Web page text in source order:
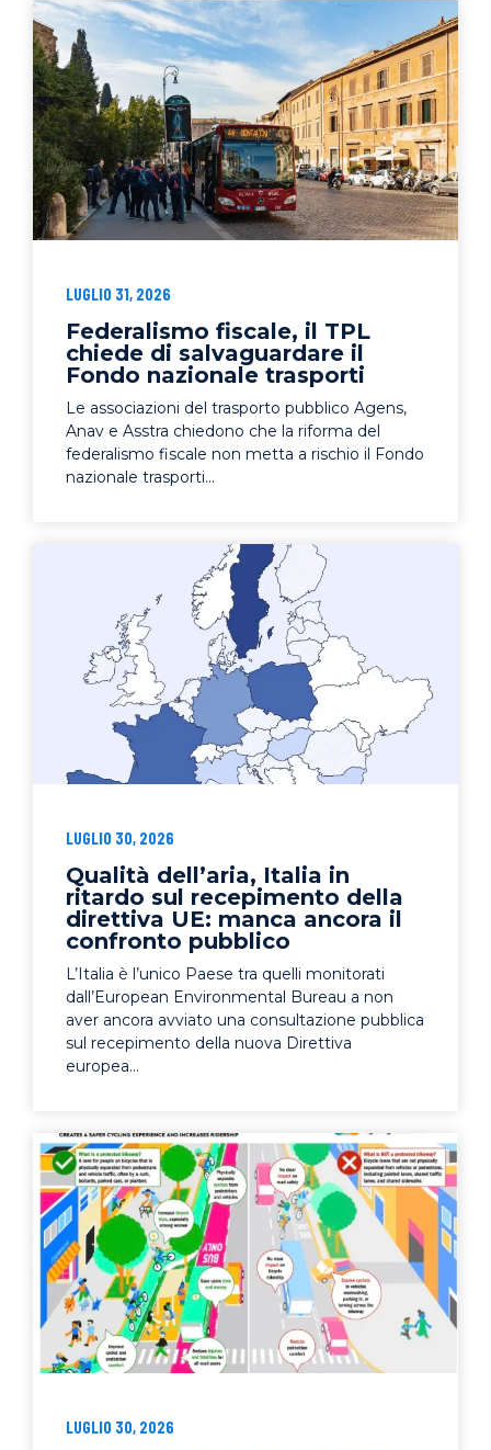
LUGLIO 31, 2026
Federalismo fiscale, il TPL
chiede di salvaguardare il
Fondo nazionale trasporti
Le associazioni del trasporto pubblico Agens,
Anav e Asstra chiedono che la riforma del
federalismo fiscale non metta a rischio il Fondo
nazionale trasporti...
LUGLIO 30, 2026
Qualità dell’aria, Italia in
ritardo sul recepimento della
direttiva UE: manca ancora il
confronto pubblico
L’Italia è l’unico Paese tra quelli monitorati
dall’European Environmental Bureau a non
aver ancora avviato una consultazione pubblica
sul recepimento della nuova Direttiva
europea...
LUGLIO 30, 2026